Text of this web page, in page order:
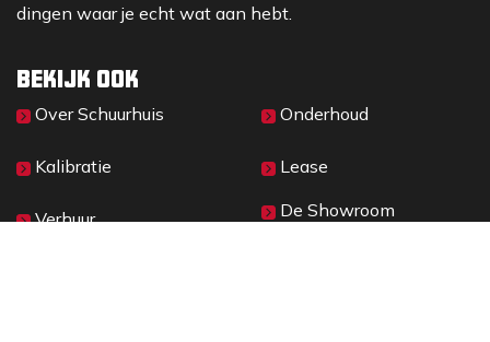
dingen waar je echt wat aan hebt.
Bekijk ook
Over Sc​huurhuis
Kalibratie
Verhuur
Onderhoud
Lease
De Showroom